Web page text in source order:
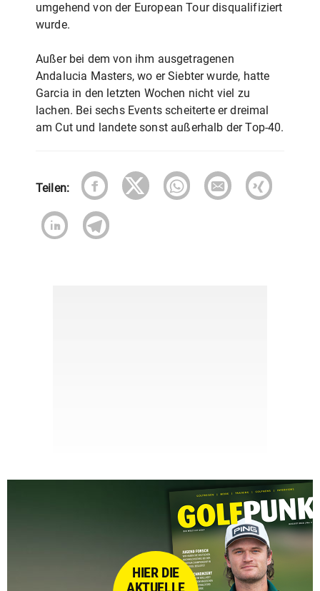
umgehend von der European Tour disqualifiziert
wurde.
Außer bei dem von ihm ausgetragenen
Andalucia Masters, wo er Siebter wurde, hatte
Garcia in den letzten Wochen nicht viel zu
lachen. Bei sechs Events scheiterte er dreimal
am Cut und landete sonst außerhalb der Top-40.
Teilen:
HIER DIE